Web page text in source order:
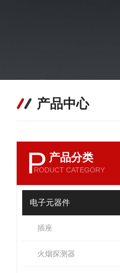
产品中心
P 产品分类
RODUCT CATEGORY
电子元器件
插座
火烟探测器